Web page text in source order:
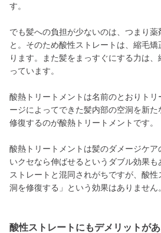
す。
でも髪への負担が少ないのは、つまり薬
と。そのため酸性ストレートは、縮毛
ります。また髪をまっすぐにする力は
っています。
酸熱トリートメントは名前のとおりトリ
ージによってできた髪内部の空洞を新た
修復するのが酸熱トリートメントです。
酸熱トリートメントは髪のダメージケ
いクセなら伸ばせるというダブル効果
ストレートと混同されがちですが、酸
洞を修復する」という効果はありません
酸性ストレートにもデメリットがあ